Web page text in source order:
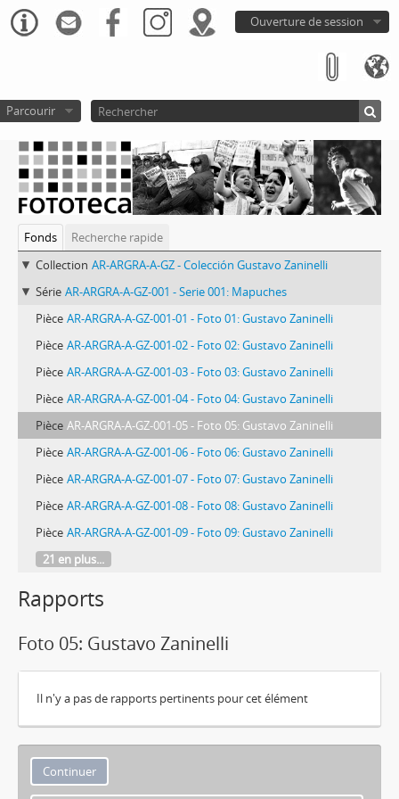
Ouverture de session
Parcourir
Fonds
Recherche rapide
Collection AR-ARGRA-A-GZ - Colección Gustavo Zaninelli
Série AR-ARGRA-A-GZ-001 - Serie 001: Mapuches
Pièce AR-ARGRA-A-GZ-001-01 - Foto 01: Gustavo Zaninelli
Pièce AR-ARGRA-A-GZ-001-02 - Foto 02: Gustavo Zaninelli
Pièce AR-ARGRA-A-GZ-001-03 - Foto 03: Gustavo Zaninelli
Pièce AR-ARGRA-A-GZ-001-04 - Foto 04: Gustavo Zaninelli
Pièce AR-ARGRA-A-GZ-001-05 - Foto 05: Gustavo Zaninelli
Pièce AR-ARGRA-A-GZ-001-06 - Foto 06: Gustavo Zaninelli
Pièce AR-ARGRA-A-GZ-001-07 - Foto 07: Gustavo Zaninelli
Pièce AR-ARGRA-A-GZ-001-08 - Foto 08: Gustavo Zaninelli
Pièce AR-ARGRA-A-GZ-001-09 - Foto 09: Gustavo Zaninelli
21 en plus...
Rapports
Foto 05: Gustavo Zaninelli
Il n'y a pas de rapports pertinents pour cet élément